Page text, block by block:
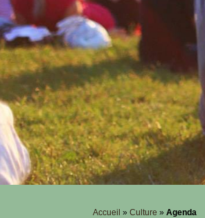
Accueil »Culture »Agenda